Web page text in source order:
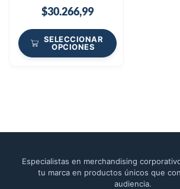
$30.266,99
SELECCIONAR
OPCIONES
Especialistas en merchandising
tu marca en productos únicos que
audiencia.